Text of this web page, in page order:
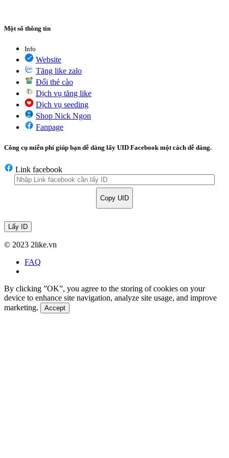
Một số thông tin
Info
Website
Tăng like zalo
Đổi thẻ cào
Dịch vụ tăng like
Dịch vụ seeding
Shop Nick Ngon
Fanpage
Công cụ miễn phí giúp bạn dễ dàng lấy UID Facebook một cách dễ dàng.
Link facebook
Copy UID
Lấy ID
© 2023 2like.vn
FAQ
By clicking ”OK”, you agree to the storing of cookies on your
device to enhance site navigation, analyze site usage, and improve
marketing.
Accept